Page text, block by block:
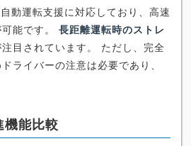
動運転支援に対応しており、高速
能です。 長距離運転時のストレ
目されています。 ただし、完全
ライバーの注意は必要であり、
機能比較